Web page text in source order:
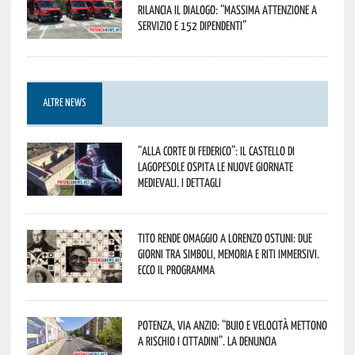
rilancia il dialogo: “Massima attenzione a
servizio e 152 dipendenti”
ALTRE NEWS
“Alla corte di Federico”: il Castello di
Lagopesole ospita le nuove Giornate
Medievali. I dettagli
Tito rende omaggio a Lorenzo Ostuni: due
giorni tra simboli, memoria e riti immersivi.
Ecco il programma
Potenza, Via Anzio: “Buio e velocità mettono
a rischio i cittadini”. La denuncia